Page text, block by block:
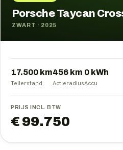
Porsche Taycan
ZWART · 2025
17.500 km
Tellerstand
456 km
Actieradius
0 kWh
Accu
PRIJS INCL. BTW
€ 99.750